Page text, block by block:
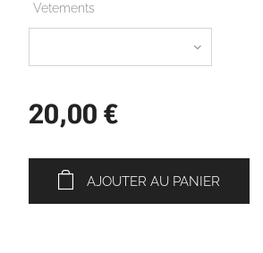
Vetements
20,00 €
AJOUTER AU PANIER